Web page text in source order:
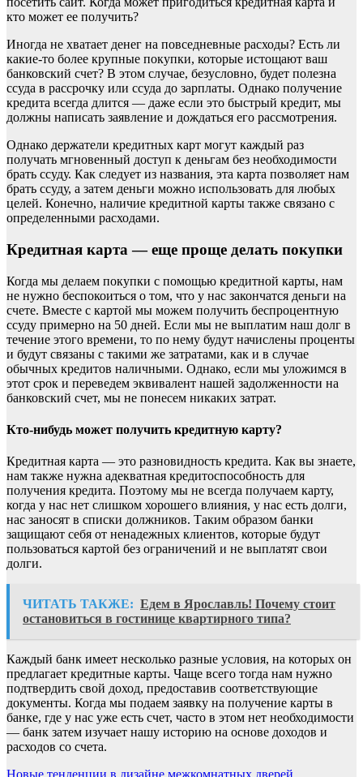
кто может ее получить?
Иногда не хватает денег на повседневные расходы? Есть ли
какие-то более крупные покупки, которые истощают ваш
банковский счет? В этом случае, безусловно, будет полезна
ссуда в рассрочку или ссуда до зарплаты. Однако получение
кредита всегда длится — даже если это быстрый кредит, мы
должны написать заявление и дождаться его рассмотрения.
Однако держатели кредитных карт могут каждый раз
получать мгновенный доступ к деньгам без необходимости
брать ссуду. Как следует из названия, эта карта позволяет нам
брать ссуду, а затем деньги можно использовать для любых
целей. Конечно, наличие кредитной карты также связано с
определенными расходами.
Кредитная карта — еще проще делать покупки
Когда мы делаем покупки с помощью кредитной карты, нам
не нужно беспокоиться о том, что у нас закончатся деньги на
счете. Вместе с картой мы можем получить беспроцентную
ссуду примерно на 50 дней. Если мы не выплатим наш долг в
течение этого времени, то по нему будут начислены проценты
и будут связаны с такими же затратами, как и в случае
обычных кредитов наличными. Однако, если мы уложимся в
этот срок и переведем эквивалент нашей задолженности на
банковский счет, мы не понесем никаких затрат.
Кто-нибудь может получить кредитную карту?
Кредитная карта — это разновидность кредита. Как вы знаете,
нам также нужна адекватная кредитоспособность для
получения кредита. Поэтому мы не всегда получаем карту,
когда у нас нет слишком хорошего влияния, у нас есть долги,
нас заносят в списки должников. Таким образом банки
защищают себя от ненадежных клиентов, которые будут
пользоваться картой без ограничений и не выплатят свои
долги.
ЧИТАТЬ ТАКЖЕ: Едем в Ярославль! Почему стоит
остановиться в гостинице квартирного типа?
Каждый банк имеет несколько разные условия, на которых он
предлагает кредитные карты. Чаще всего тогда нам нужно
подтвердить свой доход, предоставив соответствующие
документы. Когда мы подаем заявку на получение карты в
банке, где у нас уже есть счет, часто в этом нет необходимости
— банк затем изучает нашу историю на основе доходов и
расходов со счета.